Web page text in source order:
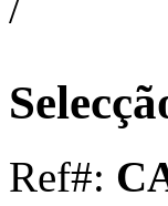
Ref#: